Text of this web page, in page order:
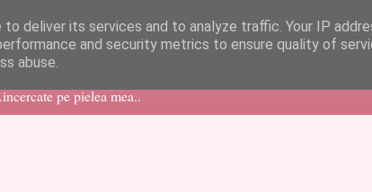
pe pielea mea..
deliver its services and to analyze traffic. Your IP
and security metrics to ensure quality of
abuse.